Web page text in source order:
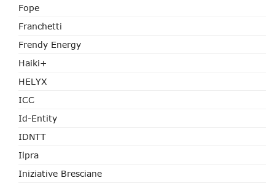
Fope
Franchetti
Frendy Energy
Haiki+
HELYX
ICC
Id-Entity
IDNTT
Ilpra
Iniziative Bresciane